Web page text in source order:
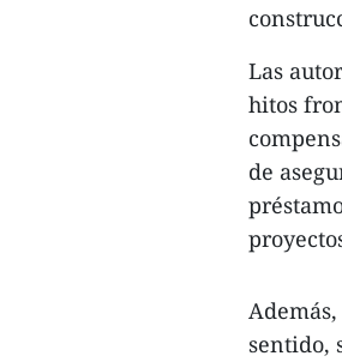
Las
hitos
de
sentido,